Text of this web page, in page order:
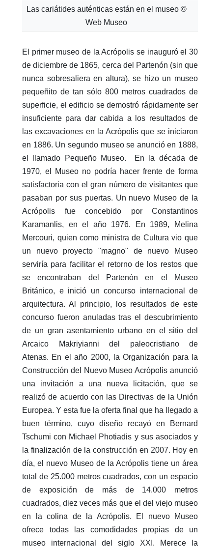
Las cariátides auténticas están en el museo ©
Web Museo
El primer museo de la Acrópolis se inauguró el 30
de diciembre de 1865, cerca del Partenón (sin que
nunca sobresaliera en altura), se hizo un museo
pequeñito de tan sólo 800 metros cuadrados de
superficie, el edificio se demostró rápidamente ser
insuficiente para dar cabida a los resultados de
las excavaciones en la Acrópolis que se iniciaron
en 1886. Un segundo museo se anunció en 1888,
el llamado Pequeño Museo. En la década de
1970, el Museo no podría hacer frente de forma
satisfactoria con el gran número de visitantes que
pasaban por sus puertas. Un nuevo Museo de la
Acrópolis fue concebido por Constantinos
Karamanlis, en el año 1976. En 1989, Melina
Mercouri, quien como ministra de Cultura vio que
un nuevo proyecto "magno" de nuevo Museo
serviría para facilitar el retorno de los restos que
se encontraban del Partenón en el Museo
Británico, e inició un concurso internacional de
arquitectura. Al principio, los resultados de este
concurso fueron anuladas tras el descubrimiento
de un gran asentamiento urbano en el sitio del
Arcaico Makriyianni del paleocristiano de
Atenas. En el año 2000, la Organización para la
Construcción del Nuevo Museo Acrópolis anunció
una invitación a una nueva licitación, que se
realizó de acuerdo con las Directivas de la Unión
Europea. Y esta fue la oferta final que ha llegado a
buen término, cuyo diseño recayó en Bernard
Tschumi con Michael Photiadis y sus asociados y
la finalización de la construcción en 2007. Hoy en
día, el nuevo Museo de la Acrópolis tiene un área
total de 25.000 metros cuadrados, con un espacio
de exposición de más de 14.000 metros
cuadrados, diez veces más que el del viejo museo
en la colina de la Acrópolis. El nuevo Museo
ofrece todas las comodidades propias de un
museo internacional del siglo XXI. Merece la